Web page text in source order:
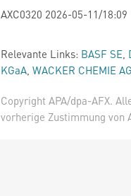
AXC0320 2026-05-11/18:09
Relevante Links: BASF SE,
KGaA, WACKER CHEMIE AG
Copyright APA/dpa-AFX.
vorherige Zustimmung von